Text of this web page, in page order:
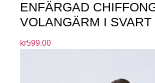
ENFÄRGAD
VOLANGÄRM I SVART
kr599.00